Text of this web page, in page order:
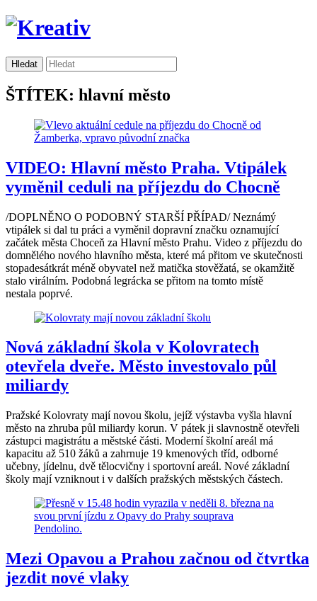
ŠTÍTEK: hlavní město
VIDEO: Hlavní město Praha. Vtipálek
vyměnil ceduli na příjezdu do Chocně
/DOPLNĚNO O PODOBNÝ STARŠÍ PŘÍPAD/ Neznámý
vtipálek si dal tu práci a vyměnil dopravní značku oznamující
začátek města Choceň za Hlavní město Prahu. Video z příjezdu do
domnělého nového hlavního města, které má přitom ve skutečnosti
stopadesátkrát méně obyvatel než matička stověžatá, se okamžitě
stalo virálním. Podobná legrácka se přitom na tomto místě
nestala poprvé.
Nová základní škola v Kolovratech
otevřela dveře. Město investovalo půl
miliardy
Pražské Kolovraty mají novou školu, jejíž výstavba vyšla hlavní
město na zhruba půl miliardy korun. V pátek ji slavnostně otevřeli
zástupci magistrátu a městské části. Moderní školní areál má
kapacitu až 510 žáků a zahrnuje 19 kmenových tříd, odborné
učebny, jídelnu, dvě tělocvičny i sportovní areál. Nové základní
školy mají vzniknout i v dalších pražských městských částech.
Mezi Opavou a Prahou začnou od čtvrtka
jezdit nové vlaky